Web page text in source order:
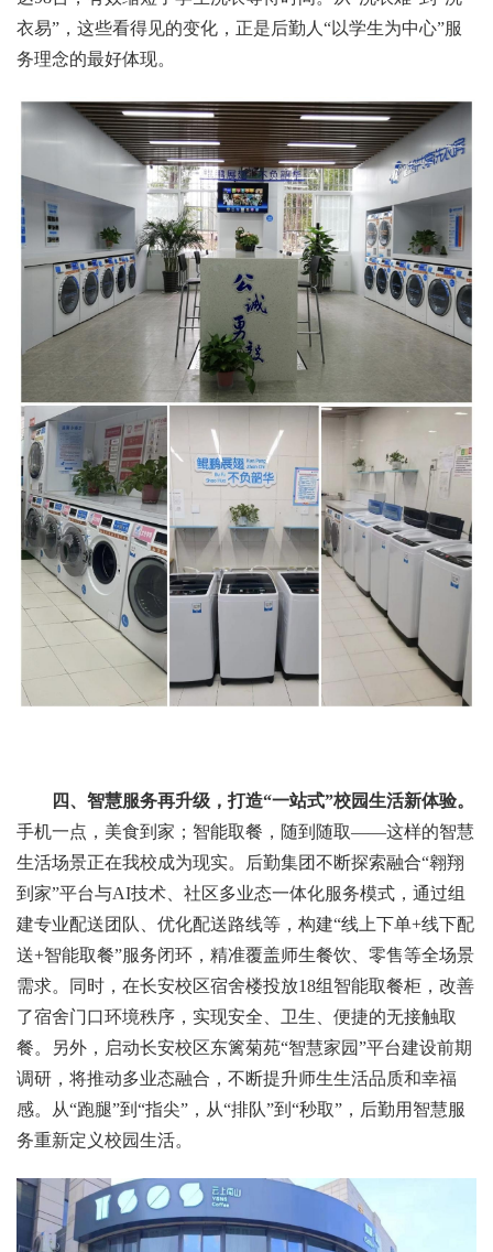
衣易”，这些看得见的变化，正是后勤人“以学生为中心”服
务理念的最好体现。
四、智慧服务再升级，打造“一站式”校园生活新体验。
手机一点，美食到家；智能取餐，随到随取——这样的智慧
生活场景正在我校成为现实。后勤集团不断探索融合“翱翔
到家”平台与AI技术、社区多业态一体化服务模式，通过组
建专业配送团队、优化配送路线等，构建“线上下单+线下配
送+智能取餐”服务闭环，精准覆盖师生餐饮、零售等全场景
需求。同时，在长安校区宿舍楼投放18组智能取餐柜，改善
了宿舍门口环境秩序，实现安全、卫生、便捷的无接触取
餐。另外，启动长安校区东篱菊苑“智慧家园”平台建设前期
调研，将推动多业态融合，不断提升师生生活品质和幸福
感。从“跑腿”到“指尖”，从“排队”到“秒取”，后勤用智慧服
务重新定义校园生活。